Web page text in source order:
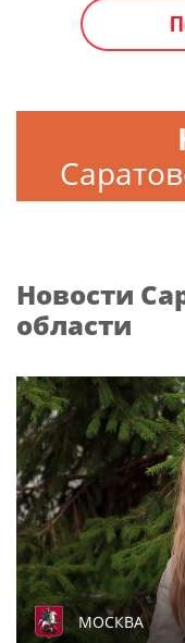
Новости
области
МОСКВА